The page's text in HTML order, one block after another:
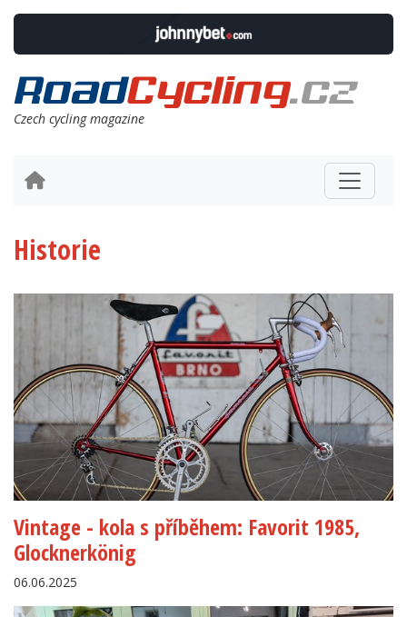
Czech cycling magazine
Historie
Vintage - kola s příběhem: Favorit 1985,
Glocknerkönig
06.06.2025